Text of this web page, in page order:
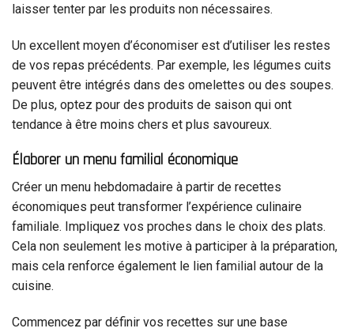
laisser tenter par les produits non nécessaires.
Un excellent moyen d’économiser est d’utiliser les restes
de vos repas précédents. Par exemple, les légumes cuits
peuvent être intégrés dans des omelettes ou des soupes.
De plus, optez pour des produits de saison qui ont
tendance à être moins chers et plus savoureux.
Élaborer un menu familial économique
Créer un menu hebdomadaire à partir de recettes
économiques peut transformer l’expérience culinaire
familiale. Impliquez vos proches dans le choix des plats.
Cela non seulement les motive à participer à la préparation,
mais cela renforce également le lien familial autour de la
cuisine.
Commencez par définir vos recettes sur une base